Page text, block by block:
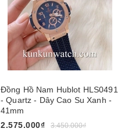
Đồng Hồ Nam Hublot HLS0491
- Quartz - Dây Cao Su Xanh -
41mm
2.575.000₫
3.450.000₫